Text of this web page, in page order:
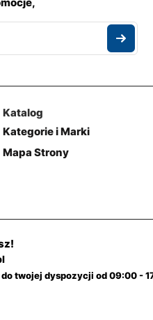
Katalog
Kategorie i Marki
Mapa Strony
twojej dyspozycji od 09:00 -